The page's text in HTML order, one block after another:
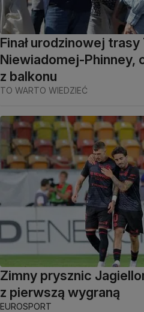
Finał urodzinowej
Niewiadomej-Phinney,
z balkonu
TO WARTO WIEDZIEĆ
Zimny prysznic
z pierwszą wygraną
EUROSPORT